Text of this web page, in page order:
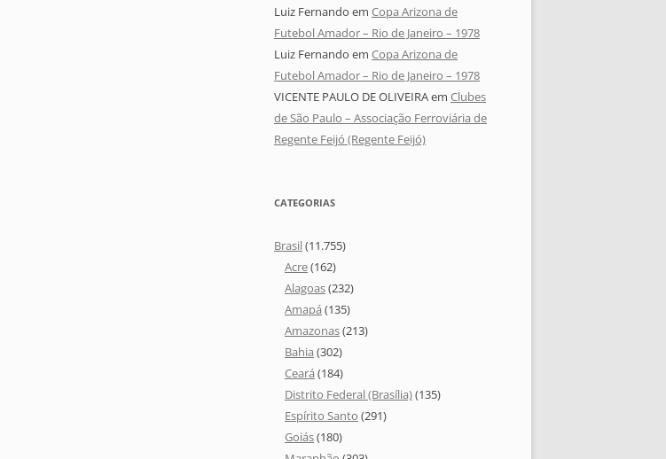
Luiz Fernando em Copa Arizona de
Futebol Amador – Rio de Janeiro – 1978
Luiz Fernando em Copa Arizona de
Futebol Amador – Rio de Janeiro – 1978
VICENTE PAULO DE OLIVEIRAem Clubes
de São Paulo – Associação Ferroviária de
Regente Feijó (Regente Feijó)
CATEGORIAS
Brasil(11.755)
Acre(162)
Alagoas(232)
Amapá (135)
Amazonas(213)
Bahia (302)
Ceará (184)
Distrito Federal (Brasília)(135)
Espírito Santo (291)
Goiás(180)